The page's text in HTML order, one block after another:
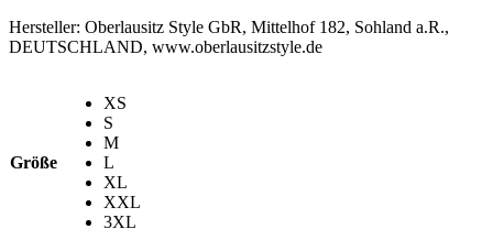
Hersteller: Oberlausitz Style GbR, Mittelhof 182, Sohland a.R.,
DEUTSCHLAND, www.oberlausitzstyle.de
Größe
XS
S
M
L
XL
XXL
3XL